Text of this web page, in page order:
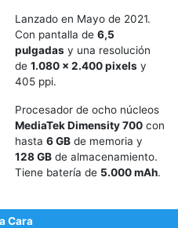
Lanzado en Mayo de 2021.
Con pantalla de 6,5
pulgadas y una resolución
de 1.080 x 2.400 pixels y
405 ppi.
Procesador de ocho núcleos
MediaTek Dimensity 700 con
hasta 6 GB de memoria y
128 GB de almacenamiento.
Tiene batería de 5.000 mAh.
Cara